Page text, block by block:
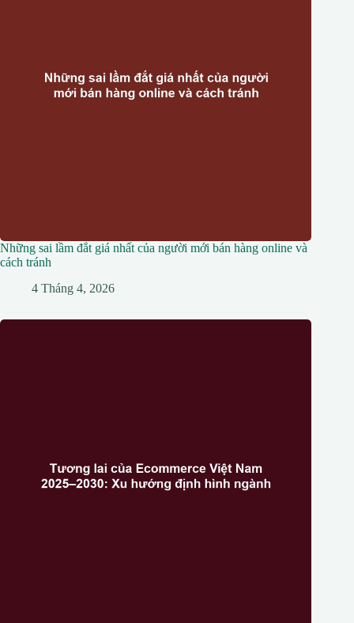
Những sai lầm đắt giá nhất của người mới bán hàng online và
cách tránh
4 Tháng 4, 2026